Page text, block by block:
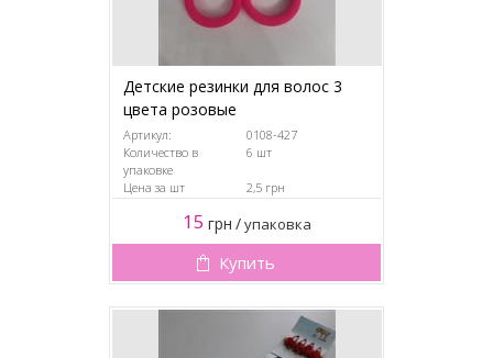
Детские резинки для волос 3
цвета розовые
Артикул:
0108-427
Количество в
упаковке
6 шт
Цена за шт 2,5 грн
15 грн /упаковка
Купить